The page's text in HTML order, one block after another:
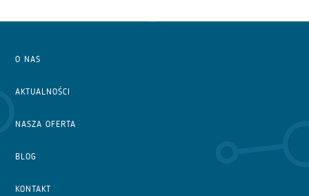
O NAS
AKTUALNOŚCI
NASZA OFERTA
BLOG
KONTAKT